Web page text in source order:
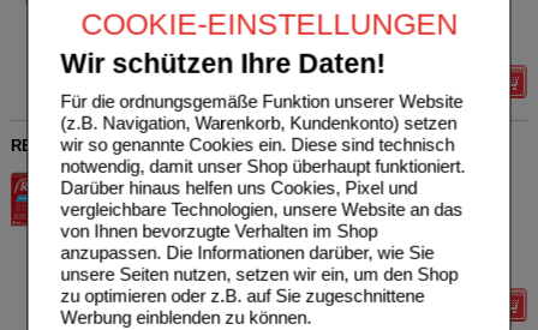
COOKIE-EINSTELLUNGEN
Wir schützen Ihre Daten!
Für die ordnungsgemäße Funktion unserer Website
(z.B. Navigation, Warenkorb, Kundenkonto) setzen
wir so genannte Cookies ein. Diese sind technisch
notwendig, damit unser Shop überhaupt funktioniert.
Darüber hinaus helfen uns Cookies, Pixel und
vergleichbare Technologien, unsere Website an das
von Ihnen bevorzugte Verhalten im Shop
anzupassen. Die Informationen darüber, wie Sie
unsere Seiten nutzen, setzen wir ein, um den Shop
zu optimieren oder z.B. auf Sie zugeschnittene
Werbung einblenden zu können.
Sie sparen 2,41 €
Grundpreis
77,12 €
RENNIE Kautabletten
Bayer Vital GmbH
16664802
96St Kautabletten
AVP***
Unser Preis*
Sie sparen
Max. Abgabe:
Details